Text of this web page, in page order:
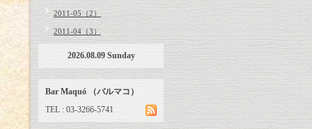
2011-05（2）
2011-04（3）
2026.08.09 Sunday
Bar Maquó （バルマコ）
TEL : 03-3266-5741